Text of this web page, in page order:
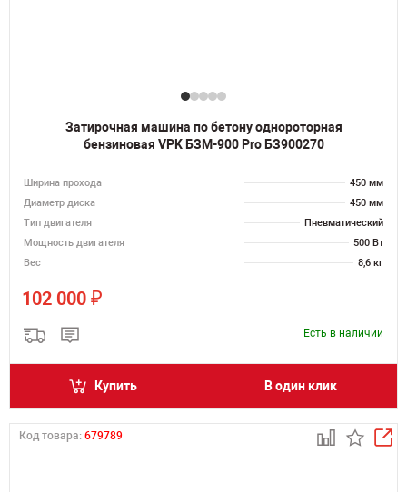
Затирочная машина по бетону однороторная
бензиновая VPK БЗМ-900 Pro БЗ900270
Ширина прохода
450 мм
Диаметр диска
450 мм
Тип двигателя
Пневматический
Мощность двигателя
500 Вт
Вес
8,6 кг
102 000 ₽
Есть в наличии
Купить В один клик
Код товара: 679789